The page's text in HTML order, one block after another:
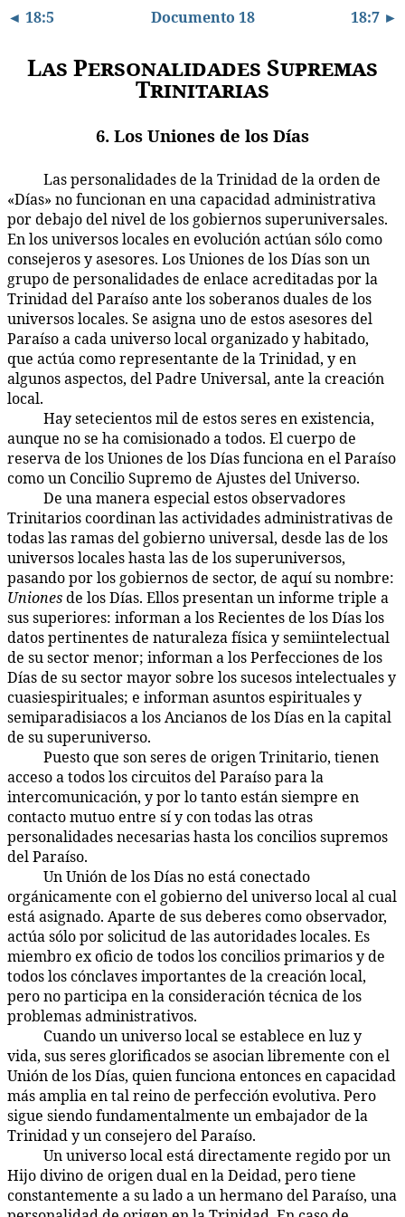
◄ 18:5 Documento 18 18:7 ►
Las Personalidades Supremas
Trinitarias
6. Los Uniones de los Días
Las personalidades de la Trinidad de la orden de
«Días» no funcionan en una capacidad administrativa
por debajo del nivel de los gobiernos superuniversales.
En los universos locales en evolución actúan sólo como
consejeros y asesores. Los Uniones de los Días son un
grupo de personalidades de enlace acreditadas por la
Trinidad del Paraíso ante los soberanos duales de los
universos locales. Se asigna uno de estos asesores del
Paraíso a cada universo local organizado y habitado,
que actúa como representante de la Trinidad, y en
algunos aspectos, del Padre Universal, ante la creación
local.
Hay setecientos mil de estos seres en existencia,
aunque no se ha comisionado a todos. El cuerpo de
reserva de los Uniones de los Días funciona en el Paraíso
como un Concilio Supremo de Ajustes del Universo.
De una manera especial estos observadores
Trinitarios coordinan las actividades administrativas de
todas las ramas del gobierno universal, desde las de los
universos locales hasta las de los superuniversos,
pasando por los gobiernos de sector, de aquí su nombre:
Unionesde los Días. Ellos presentan un informe triple a
sus superiores: informan a los Recientes de los Días los
datos pertinentes de naturaleza física y semiintelectual
de su sector menor; informan a los Perfecciones de los
Días de su sector mayor sobre los sucesos intelectuales y
cuasiespirituales; e informan asuntos espirituales y
semiparadisiacos a los Ancianos de los Días en la capital
de su superuniverso.
Puesto que son seres de origen Trinitario, tienen
acceso a todos los circuitos del Paraíso para la
intercomunicación, y por lo tanto están siempre en
contacto mutuo entre sí y con todas las otras
personalidades necesarias hasta los concilios supremos
del Paraíso.
Un Unión de los Días no está conectado
orgánicamente con el gobierno del universo local al cual
está asignado. Aparte de sus deberes como observador,
actúa sólo por solicitud de las autoridades locales. Es
miembro ex oficio de todos los concilios primarios y de
todos los cónclaves importantes de la creación local,
pero no participa en la consideración técnica de los
problemas administrativos.
Cuando un universo local se establece en luz y
vida, sus seres glorificados se asocian libremente con el
Unión de los Días, quien funciona entonces en capacidad
más amplia en tal reino de perfección evolutiva. Pero
sigue siendo fundamentalmente un embajador de la
Trinidad y un consejero del Paraíso.
Un universo local está directamente regido por un
Hijo divino de origen dual en la Deidad, pero tiene
constantemente a su lado a un hermano del Paraíso, una